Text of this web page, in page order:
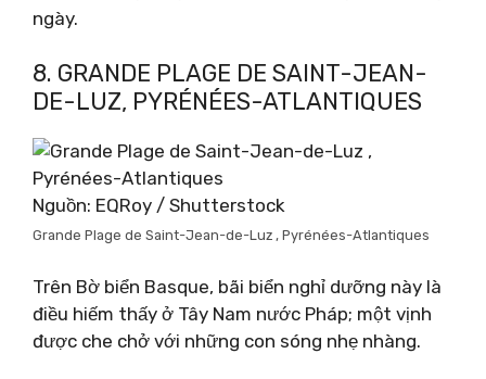
ngày.
8. GRANDE PLAGE DE SAINT-JEAN-
DE-LUZ, PYRÉNÉES-ATLANTIQUES
Nguồn: EQRoy / Shutterstock
Grande Plage de Saint-Jean-de-Luz , Pyrénées-Atlantiques
Trên Bờ biển Basque, bãi biển nghỉ dưỡng này là
điều hiếm thấy ở Tây Nam nước Pháp; một vịnh
được che chở với những con sóng nhẹ nhàng.